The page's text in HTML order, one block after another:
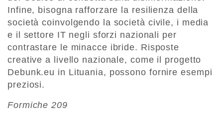
Infine, bisogna rafforzare la resilienza della
società coinvolgendo la società civile, i media
e il settore IT negli sforzi nazionali per
contrastare le minacce ibride. Risposte
creative a livello nazionale, come il progetto
Debunk.eu in Lituania, possono fornire esempi
preziosi.
Formiche 209